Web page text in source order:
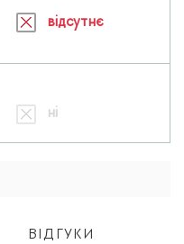
відсутнє
ні
ВІДГУКИ